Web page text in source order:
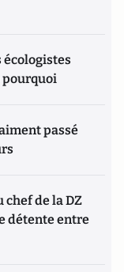
écologistes
pourquoi
passé
chef de la DZ
détente entre